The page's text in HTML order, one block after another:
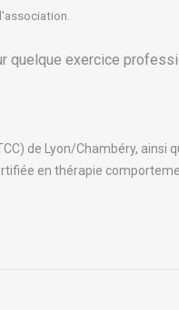
Intervisions
Afforthecc
Congrès Chambery
Journées D'automne
Journées D'automne
quelque exercice
de Lyon/Chambéry,
en thérapie